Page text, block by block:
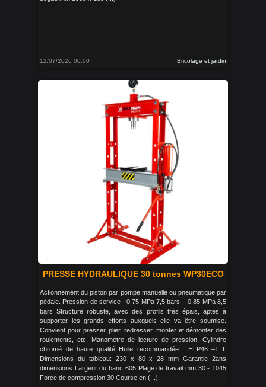
12/07/2026 00:00 Bricolage et jardin
PRESSE HYDRAULIQUE 30 tonnes WP30ECO
Actionnement du piston par pompe manuelle ou pneumatique par
pédale. Pression de service : 0,75 MPa 7,5 bars – 0,85 MPa 8,5
bars Structure robuste, avec des profils très épais, aptes à
supporter les grands efforts auxquels elle va être soumise.
Convient pour presser, plier, redresser, monter et démonter des
roulements, etc. Manomètre de lecture de pression. Cylindre
chromé de haute qualité Huile recommandée : HLP46 –1 L
Dimensions du tableau: 230 x 80 x 28 mm Garantie 2ans
dimensions Largeur du banc 605 Plage de travail mm 30 - 1045
Force de compression 30 Course en (...)